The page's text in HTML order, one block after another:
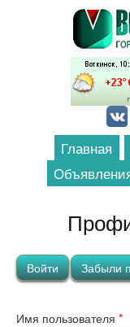
Перейти к
Главная
Главные
Войти(активная
Забыли
Имя пользователя *